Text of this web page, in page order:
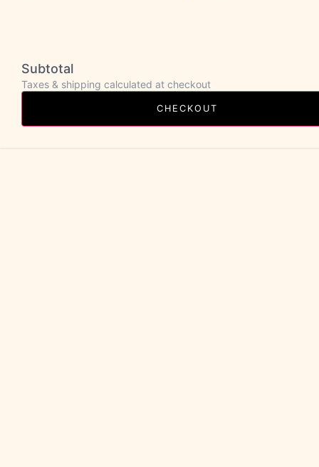
Subtotal
Taxes & shipping calculated at checkout
CHECKOUT